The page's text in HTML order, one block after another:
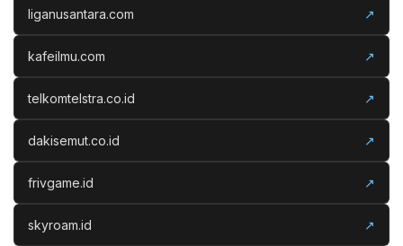
liganusantara.com ↗
kafeilmu.com ↗
telkomtelstra.co.id ↗
dakisemut.co.id ↗
frivgame.id ↗
skyroam.id ↗